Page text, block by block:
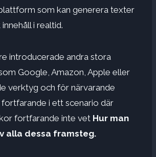
som kan generera texter
i realtid.
introducerade andra stora
Google, Amazon, Apple eller
verktyg och för närvarande
i ett scenario där
fortfarande inte vet Hur man
alla dessa framsteg.